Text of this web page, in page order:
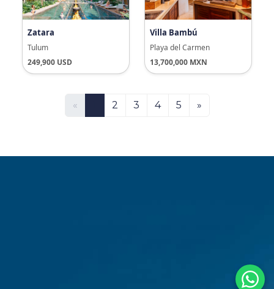
Zatara
Tulum
249,900 USD
Villa Bambú
Playa del Carmen
13,700,000 MXN
« 2 3 4 5 »